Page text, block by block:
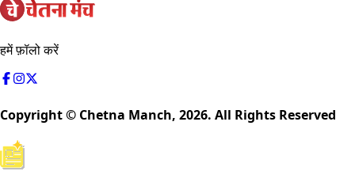
हमें फ़ॉलो करें
Copyright © Chetna Manch, 2026. All Rights Reserved